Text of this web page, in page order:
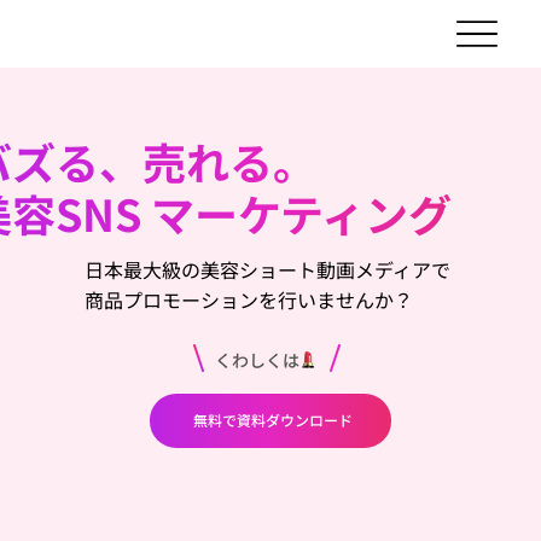
る、売れる。
SNS マーケティング
日本最大級の美容ショート動画メディアで
商品プロモーションを行いませんか？
無料で資料ダウンロード